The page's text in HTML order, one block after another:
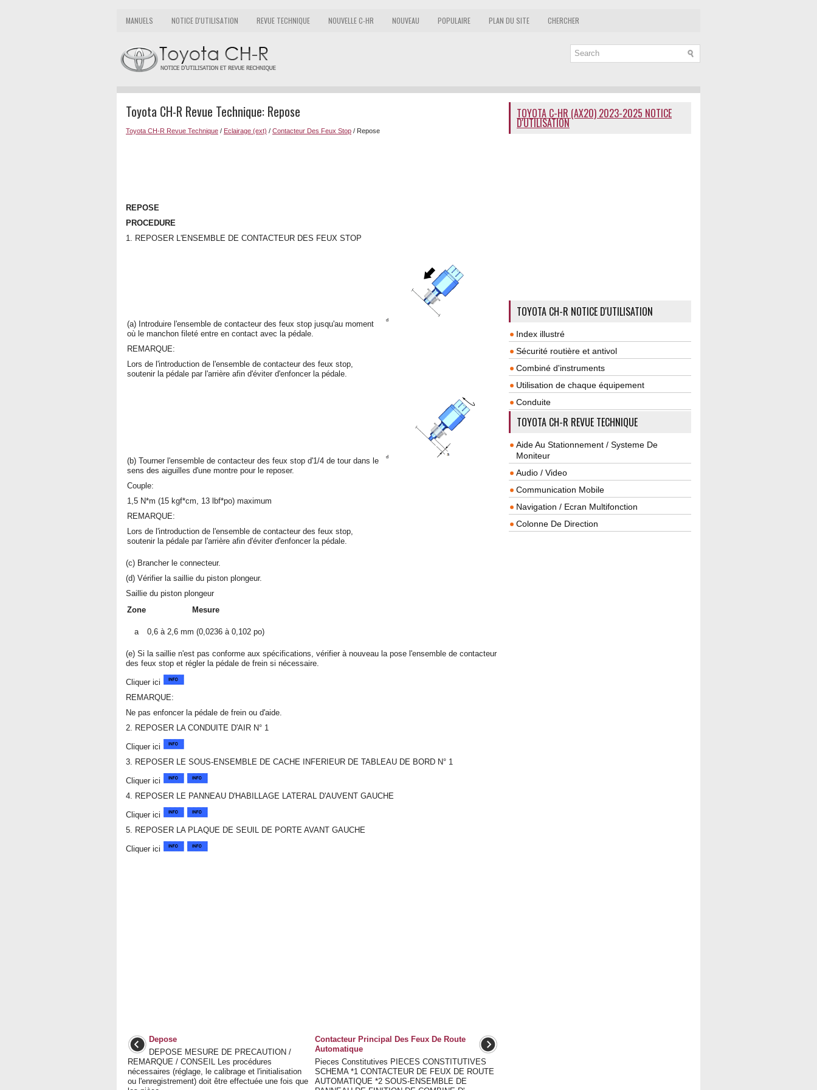
MANUELS NOTICE D'UTILISATION REVUE TECHNIQUE NOUVELLE C-HR NOUVEAU POPULAIRE PLAN DU SITE CHERCHER
Toyota CH-R Revue Technique: Repose
Toyota CH-R Revue Technique / Eclairage (ext) / Contacteur Des Feux Stop / Repose
REPOSE
PROCEDURE
1. REPOSER L'ENSEMBLE DE CONTACTEUR DES FEUX STOP
(a) Introduire l'ensemble de contacteur des feux stop jusqu'au moment
où le manchon fileté entre en contact avec la pédale.
REMARQUE:
Lors de l'introduction de l'ensemble de contacteur des feux stop,
soutenir la pédale par l'arrière afin d'éviter d'enfoncer la pédale.
(b) Tourner l'ensemble de contacteur des feux stop d'1/4 de tour dans le
sens des aiguilles d'une montre pour le reposer.
Couple:
1,5 N*m (15 kgf*cm, 13 lbf*po) maximum
REMARQUE:
Lors de l'introduction de l'ensemble de contacteur des feux stop,
soutenir la pédale par l'arrière afin d'éviter d'enfoncer la pédale.
(c) Brancher le connecteur.
(d) Vérifier la saillie du piston plongeur.
Saillie du piston plongeur
Zone
Mesure
a 0,6 à 2,6 mm (0,0236 à 0,102 po)
(e) Si la saillie n'est pas conforme aux spécifications, vérifier à nouveau la pose l'ensemble de contacteur
des feux stop et régler la pédale de frein si nécessaire.
Cliquer ici
REMARQUE:
Ne pas enfoncer la pédale de frein ou d'aide.
2. REPOSER LA CONDUITE D'AIR N° 1
Cliquer ici
3. REPOSER LE SOUS-ENSEMBLE DE CACHE INFERIEUR DE TABLEAU DE BORD N° 1
Cliquer ici
4. REPOSER LE PANNEAU D'HABILLAGE LATERAL D'AUVENT GAUCHE
Cliquer ici
5. REPOSER LA PLAQUE DE SEUIL DE PORTE AVANT GAUCHE
Cliquer ici
Depose
DEPOSE MESURE DE PRECAUTION /
REMARQUE / CONSEIL Les procédures
nécessaires (réglage, le calibrage et l'initialisation
ou l'enregistrement) doit être effectuée une fois que
Contacteur Principal Des Feux De Route
Automatique
Pieces Constitutives PIECES CONSTITUTIVES
SCHEMA *1 CONTACTEUR DE FEUX DE ROUTE
AUTOMATIQUE *2 SOUS-ENSEMBLE DE
TOYOTA C-HR (AX20) 2023-2025 NOTICE
D'UTILISATION
TOYOTA CH-R NOTICE D'UTILISATION
Index illustré
Sécurité routière et antivol
Combiné d'instruments
Utilisation de chaque équipement
Conduite
TOYOTA CH-R REVUE TECHNIQUE
Aide Au Stationnement / Systeme De
Moniteur
Audio / Video
Communication Mobile
Navigation / Ecran Multifonction
Colonne De Direction